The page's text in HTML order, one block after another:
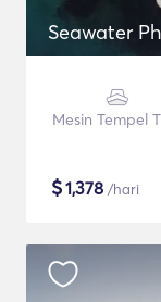
Seawater
Mesin Tempel
$1,378 /hari